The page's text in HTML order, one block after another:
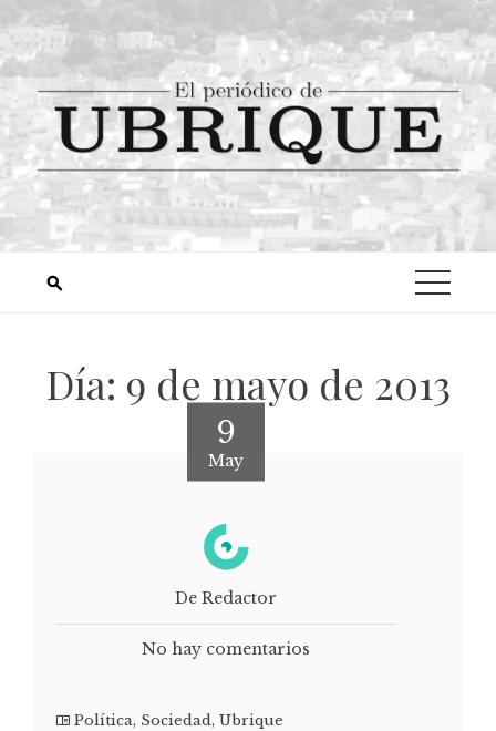
Día: 9 de mayo de 2013
9
May
De Redactor
No hay comentarios
Política, Sociedad, Ubrique